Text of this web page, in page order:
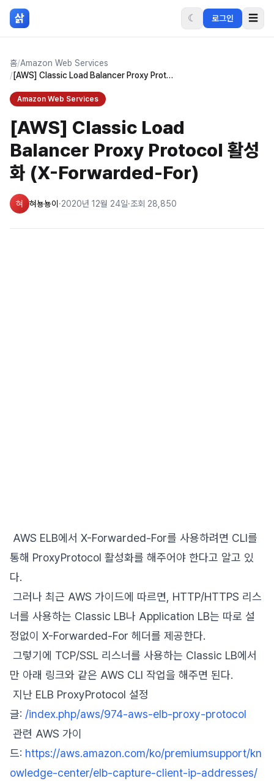
본문 바로가기
삵 ☾ 로그인 ☰
홈/Amazon Web Services
/
[AWS] Classic Load Balancer Proxy Protocol 활성화 (X-Forwarded-For)
Amazon Web Services
[AWS] Classic Load
Balancer Proxy Protocol 활성
화 (X-Forwarded-For)
혀 혀뇽뇽이 ·2020년 12월 24일·조회 28,850
AWS ELB에서 X-Forwarded-For를 사용하려면 CLI를
통해 ProxyProtocol 활성화를 해주어야 한다고 알고 있
다.
그러나 최근 AWS 가이드에 따르면, HTTP/HTTPS 리스
너를 사용하는 Classic LB나 Application LB는 따로 설
정없이 X-Forwarded-For 헤더를 제공한다.
그렇기에 TCP/SSL 리스너를 사용하는 Classic LB에서
만 아래 링크와 같은 AWS CLI 작업을 해주면 된다.
지난 ELB ProxyProtocol 설정
글: /index.php/aws/974-aws-elb-proxy-protocol
관련 AWS 가이
드: https://aws.amazon.com/ko/premiumsupport/kn
owledge-center/elb-capture-client-ip-addresses/